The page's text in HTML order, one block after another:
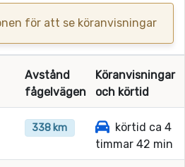
för att se köranvisningar
Avstånd
fågelvägen
Köranvisningar
och körtid
338 km
körtid ca 4
timmar 42 min